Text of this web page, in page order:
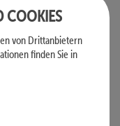
COOKIES
von Drittanbietern
finden Sie in